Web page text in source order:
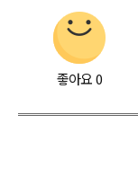
좋아요0